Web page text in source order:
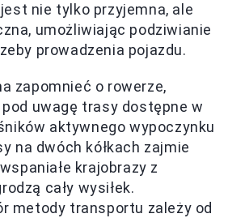
nie tylko przyjemna, ale
umożliwiając podziwianie
prowadzenia pojazdu.
zapomnieć o rowerze,
uwagę trasy dostępne w
aktywnego wypoczynku
na dwóch kółkach zajmie
krajobrazy z
cały wysiłek.
metody transportu zależy od